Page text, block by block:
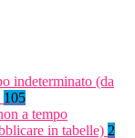
indeterminato (da
105
a tempo
in tabelle) 2